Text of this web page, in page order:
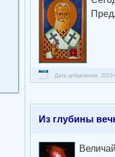
Дата добавления: 2013-
Из глубины